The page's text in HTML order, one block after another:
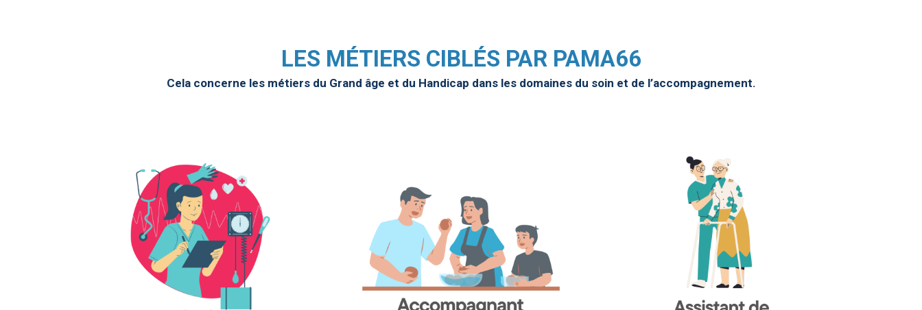
LES MÉTIERS CIBLÉS PAR PAMA66
Cela concerne les métiers du Grand âge et du Handicap dans les domaines du soin et de l’accompagnement.